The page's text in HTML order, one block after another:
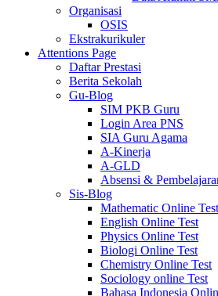
Organisasi
OSIS
Ekstrakurikuler
Attentions Page
Daftar Prestasi
Berita Sekolah
Gu-Blog
SIM PKB Guru
Login Area PNS
SIA Guru Agama
A-Kinerja
A-GLD
Absensi &
Sis-Blog
Mathematic Online Test
English Online Test
Physics Online Test
Biologi Online Test
Chemistry Online Test
Sociology online Test
Bahasa Indonesia